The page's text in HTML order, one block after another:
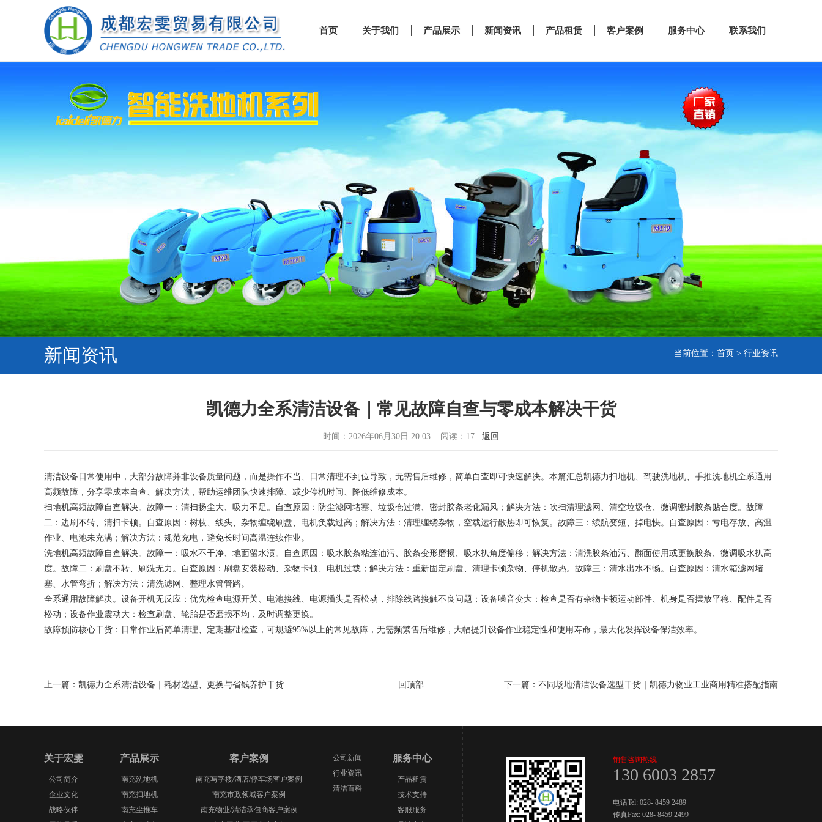
首页 关于我们 产品展示 新闻资讯 产品租赁 客户案例 服务中心 联系我们
新闻资讯 当前位置： 首页 > 行业资讯
凯德力全系清洁设备｜常见故障自查与零成本解决干货
时间：2026年06月30日 20:03 阅读：17 返回
清洁设备日常使用中，大部分故障并非设备质量问题，而是操作不当、日常清理不到位导致，无需售后维修，简单自查即可快速解决。本篇汇总凯德力扫地机、驾驶洗地机、手推洗地机全系通用
高频故障，分享零成本自查、解决方法，帮助运维团队快速排障、减少停机时间、降低维修成本。
扫地机高频故障自查解决。故障一：清扫扬尘大、吸力不足。自查原因：防尘滤网堵塞、垃圾仓过满、密封胶条老化漏风；解决方法：吹扫清理滤网、清空垃圾仓、微调密封胶条贴合度。故障
二：边刷不转、清扫卡顿。自查原因：树枝、线头、杂物缠绕刷盘、电机负载过高；解决方法：清理缠绕杂物，空载运行散热即可恢复。故障三：续航变短、掉电快。自查原因：亏电存放、高温
作业、电池未充满；解决方法：规范充电，避免长时间高温连续作业。
洗地机高频故障自查解决。故障一：吸水不干净、地面留水渍。自查原因：吸水胶条粘连油污、胶条变形磨损、吸水扒角度偏移；解决方法：清洗胶条油污、翻面使用或更换胶条、微调吸水扒高
度。故障二：刷盘不转、刷洗无力。自查原因：刷盘安装松动、杂物卡顿、电机过载；解决方法：重新固定刷盘、清理卡顿杂物、停机散热。故障三：清水出水不畅。自查原因：清水箱滤网堵
塞、水管弯折；解决方法：清洗滤网、整理水管管路。
全系通用故障解决。设备开机无反应：优先检查电源开关、电池接线、电源插头是否松动，排除线路接触不良问题；设备噪音变大：检查是否有杂物卡顿运动部件、机身是否摆放平稳、配件是否
松动；设备作业震动大：检查刷盘、轮胎是否磨损不均，及时调整更换。
故障预防核心干货：日常作业后简单清理、定期基础检查，可规避95%以上的常见故障，无需频繁售后维修，大幅提升设备作业稳定性和使用寿命，最大化发挥设备保洁效率。
上一篇： 凯德力全系清洁设备｜耗材选型、更换与省钱养护干货 回顶部 下一篇： 不同场地清洁设备选型干货｜凯德力物业工业商用精准搭配指南
关于宏雯
公司简介
企业文化
战略伙伴
产品展示
南充洗地机
南充扫地机
南充尘推车
客户案例
南充写字楼/酒店/停车场客户案例
南充市政领域客户案例
南充物业/清洁承包商客户案例
公司新闻
行业资讯
清洁百科
服务中心
产品租赁
技术支持
客服服务
销售咨询热线
130 6003 2857
电话Tel: 028- 8459 2489
传真Fax: 028- 8459 2499